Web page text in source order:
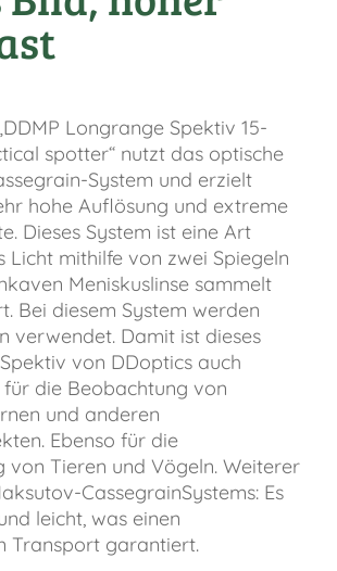
Longrange Spektiv 15-
spotter“ nutzt das optische
System und erzielt
hohe Auflösung und extreme
Dieses System ist eine Art
Licht mithilfe von zwei Spiegeln
Meniskuslinse sammelt
Bei diesem System werden
verwendet. Damit ist dieses
von DDoptics auch
die Beobachtung von
und anderen
Ebenso für die
von Tieren und Vögeln. Weiterer
CassegrainSystems: Es
leicht, was einen
Transport garantiert.